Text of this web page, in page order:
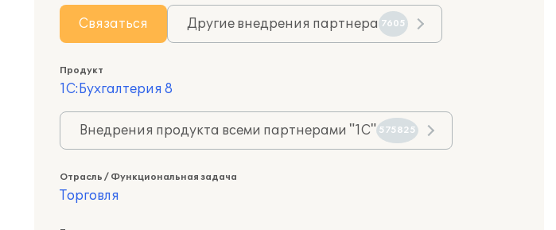
Связаться Другие внедрения партнера 7605
Продукт
1С:Бухгалтерия 8
Внедрения продукта всеми партнерами "1С" 575825
Отрасль / Функциональная задача
Торговля